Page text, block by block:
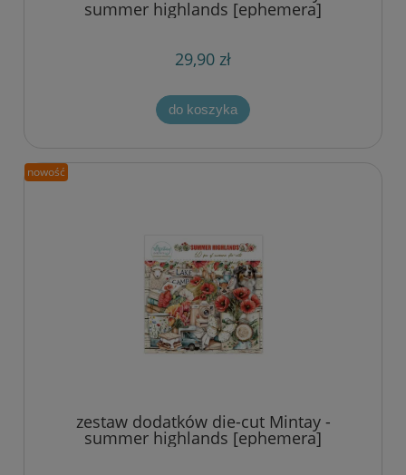
summer highlands [ephemera]
29,90 zł
do koszyka
zestaw dodatków die-cut Mintay -
summer highlands [ephemera]
nowość